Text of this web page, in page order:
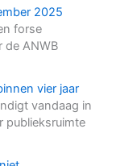
2025
forse
ANWB
vier jaar
vandaag in
publieksruimte